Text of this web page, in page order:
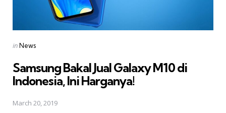
Posted
inNews
Samsung Bakal Jual Galaxy M10 di
Indonesia, Ini Harganya!
March 20, 2019